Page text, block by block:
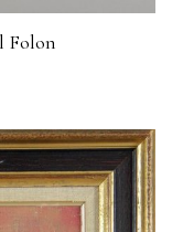
Folon